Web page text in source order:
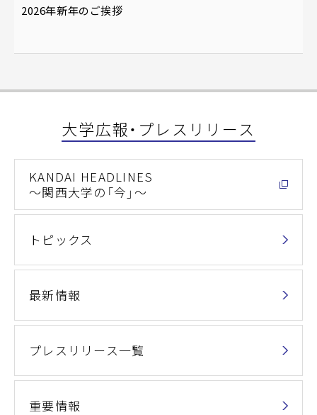
2026年新年のご挨拶
大学広報・プレスリリース
KANDAI HEADLINES
～関西大学の「今」～
トピックス
最新情報
プレスリリース一覧
重要情報